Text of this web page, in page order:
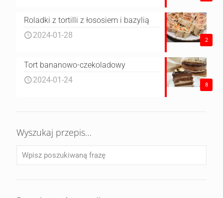
2
Roladki z tortilli z łososiem i bazylią
2024-01-28
8
Tort bananowo-czekoladowy
2024-01-24
Wyszukaj przepis…